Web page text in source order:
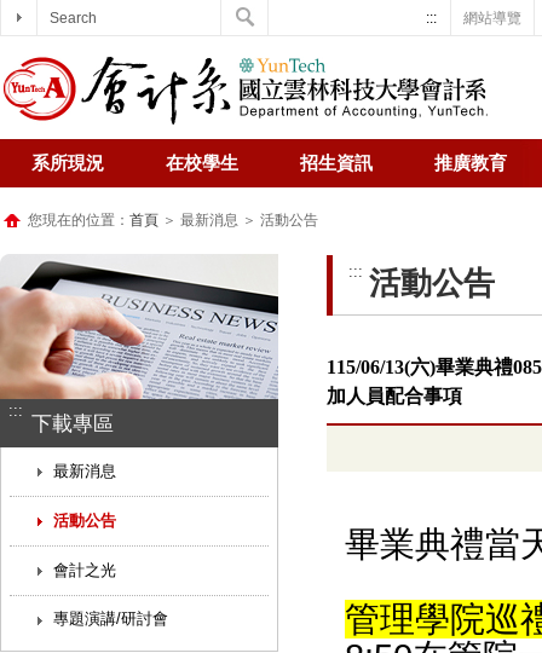
網站導覽
:::
系所現況 在校學生 招生資訊 推廣教育
您現在的位置： 首頁 ＞ 最新消息 ＞ 活動公告
:::
下載專區
最新消息
活動公告
會計之光
專題演講/研討會
::: 活動公告
115/06/13(六)畢業典禮
加人員配合事項
畢業典禮當
管理學院巡
Search